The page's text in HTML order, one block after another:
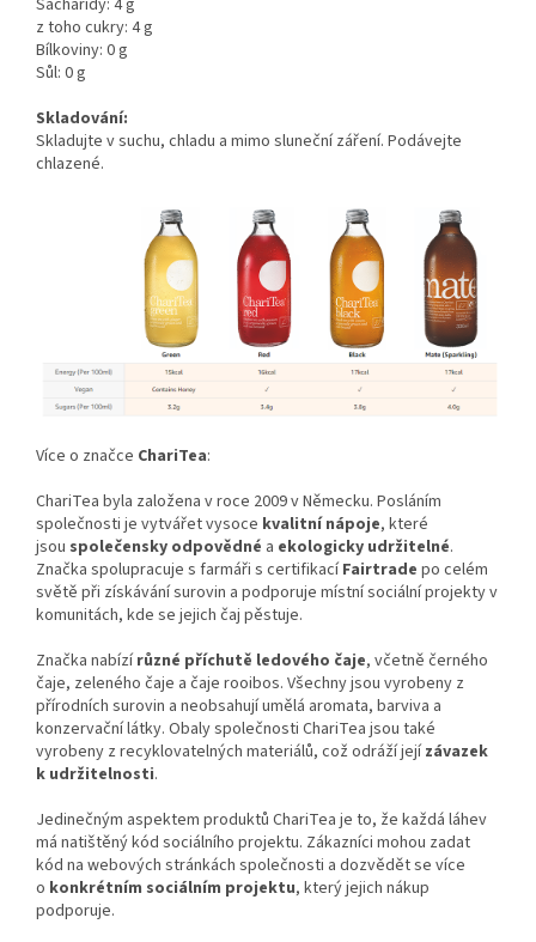
z toho cukry: 4 g
Bílkoviny: 0 g
Sůl: 0 g
Skladování:
Skladujte v suchu, chladu a mimo sluneční záření. Podávejte
chlazené.
Více o značce ChariTea:
ChariTea byla založena v roce 2009 v Německu. Posláním
společnosti je vytvářet vysoce kvalitní nápoje, které
jsou společensky odpovědné a ekologicky udržitelné.
Značka spolupracuje s farmáři s certifikací Fairtrade po celém
světě při získávání surovin a podporuje místní sociální projekty v
komunitách, kde se jejich čaj pěstuje.
Značka nabízí různé příchutě ledového čaje, včetně černého
čaje, zeleného čaje a čaje rooibos. Všechny jsou vyrobeny z
přírodních surovin a neobsahují umělá aromata, barviva a
konzervační látky. Obaly společnosti ChariTea jsou také
vyrobeny z recyklovatelných materiálů, což odráží její závazek
k udržitelnosti.
Jedinečným aspektem produktů ChariTea je to, že každá láhev
má natištěný kód sociálního projektu. Zákazníci mohou zadat
kód na webových stránkách společnosti a dozvědět se více
o konkrétním sociálním projektu, který jejich nákup
podporuje.